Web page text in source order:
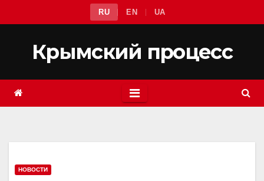
к
содержимому
RU EN UA
Крымский процесс
НОВОСТИ